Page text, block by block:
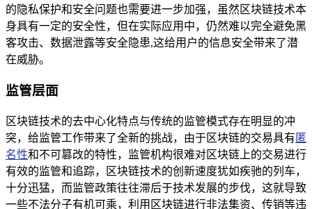
的隐私保护和安全问题也需要进一步加强，虽然区块链技术本
身具有一定的安全性，但在实际应用中，仍然难以完全避免黑
客攻击、数据泄露等安全隐患,这给用户的信息安全带来了潜
在威胁。
监管层面
区块链技术的去中心化特点与传统的监管模式存在明显的冲
突，给监管工作带来了全新的挑战，由于区块链的交易具有 匿
名性和不可篡改的特性，监管机构很难对区块链上的交易进行
有效的监管和追踪，区块链技术的创新速度犹如疾驰的列车，
十分迅猛，而监管政策往往滞后于技术发展的步伐，这就导致
一些不法分子有机可乘，利用区块链进行非法集资、传销等违